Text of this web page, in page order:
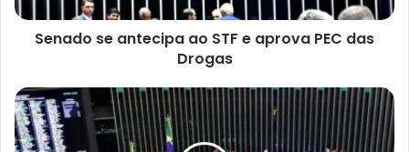
e
e
Senado se antecipa ao STF e aprova PEC das
Drogas